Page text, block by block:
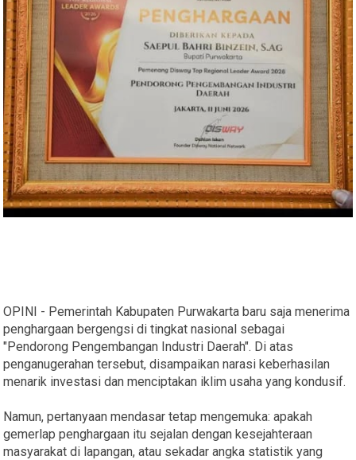
OPINI - Pemerintah Kabupaten Purwakarta baru saja menerima
penghargaan bergengsi di tingkat nasional sebagai
"Pendorong Pengembangan Industri Daerah". Di atas
penganugerahan tersebut, disampaikan narasi keberhasilan
menarik investasi dan menciptakan iklim usaha yang kondusif.
Namun, pertanyaan mendasar tetap mengemuka: apakah
gemerlap penghargaan itu sejalan dengan kesejahteraan
masyarakat di lapangan, atau sekadar angka statistik yang